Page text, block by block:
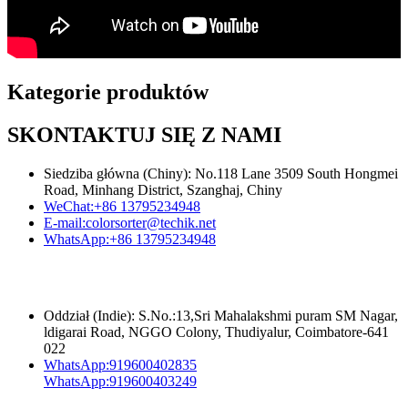
Kategorie produktów
SKONTAKTUJ SIĘ Z NAMI
Siedziba główna (Chiny): No.118 Lane 3509 South Hongmei
Road, Minhang District, Szanghaj, Chiny
WeChat:+86 13795234948
E-mail:colorsorter@techik.net
WhatsApp:+86 13795234948
Oddział (Indie): S.No.:13,Sri Mahalakshmi puram SM Nagar,
ldigarai Road, NGGO Colony, Thudiyalur, Coimbatore-641
022
WhatsApp:919600402835
WhatsApp:919600403249